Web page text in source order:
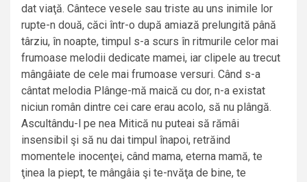
dat viaţă. Cântece vesele sau triste au uns inimile lor
rupte-n două, căci într-o după amiază prelungită până
târziu, în noapte, timpul s-a scurs în ritmurile celor mai
frumoase melodii dedicate mamei, iar clipele au trecut
mângâiate de cele mai frumoase versuri. Când s-a
cântat melodia Plânge-mă maică cu dor, n-a existat
niciun român dintre cei care erau acolo, să nu plângă.
Ascultându-l pe nea Mitică nu puteai să rămâi
insensibil şi să nu dai timpul înapoi, retrăind
momentele inocenţei, când mama, eterna mamă, te
ţinea la piept, te mângâia şi te-nvăţa de bine, te